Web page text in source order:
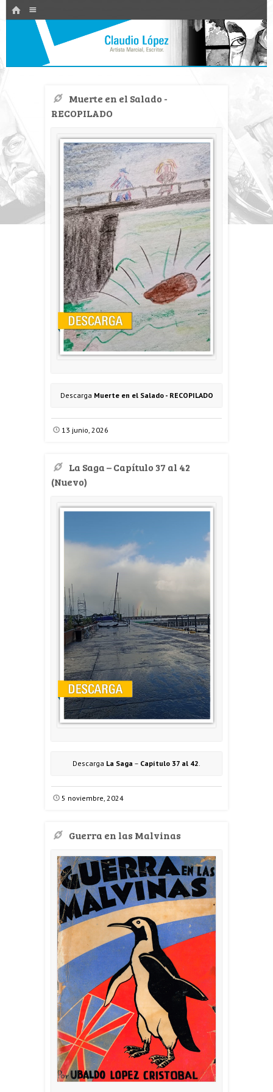
HOME
IR AL CONTENIDO
Claudio López
Artista Marcial y Escritor
Muerte en el Salado -
RECOPILADO
Descarga Muerte en el Salado - RECOPILADO
13 junio, 2026
La Saga – Capítulo 37 al 42
(Nuevo)
Descarga La Saga – Capítulo 37 al 42.
5 noviembre, 2024
Guerra en las Malvinas